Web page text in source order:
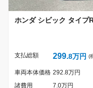
ホンダ シビック タイプ
支払総額 299 8万円 (
車両本体価格 292 8万円
諸費用
7 0万円